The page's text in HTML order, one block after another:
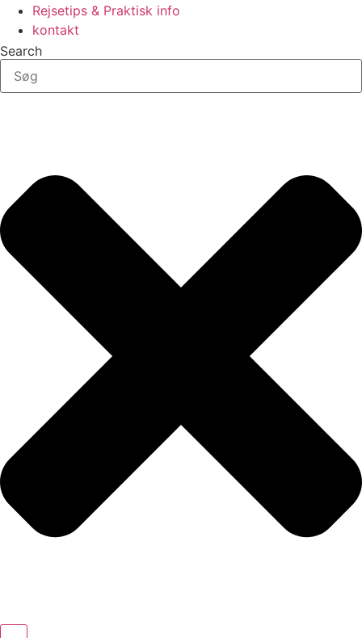
Rejsetips & Praktisk info
kontakt
Search